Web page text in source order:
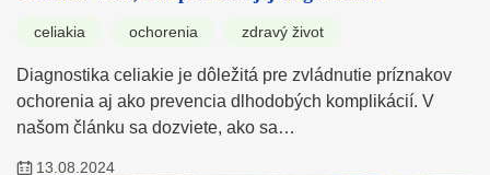
celiakia ochorenia zdravý život
Diagnostika celiakie je dôležitá pre zvládnutie príznakov
ochorenia aj ako prevencia dlhodobých komplikácií. V
našom článku sa dozviete, ako sa…
13.08.2024